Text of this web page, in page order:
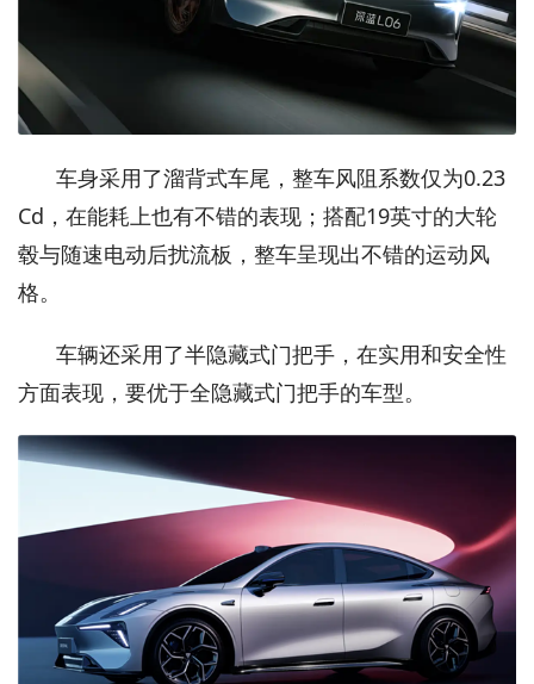
车身采用了溜背式车尾，整车风阻系数仅为0.23
Cd，在能耗上也有不错的表现；搭配19英寸的大轮
毂与随速电动后扰流板，整车呈现出不错的运动风
格。
车辆还采用了半隐藏式门把手，在实用和安全性
方面表现，要优于全隐藏式门把手的车型。